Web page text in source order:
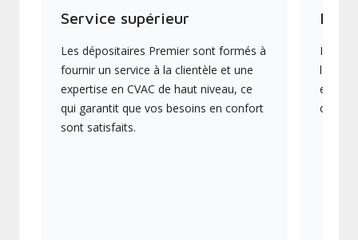
Service supérieur
Les dépositaires Premier sont formés à
fournir un service à la clientèle et une
expertise en CVAC de haut niveau, ce
qui garantit que vos besoins en confort
sont satisfaits.
Ils
les
en